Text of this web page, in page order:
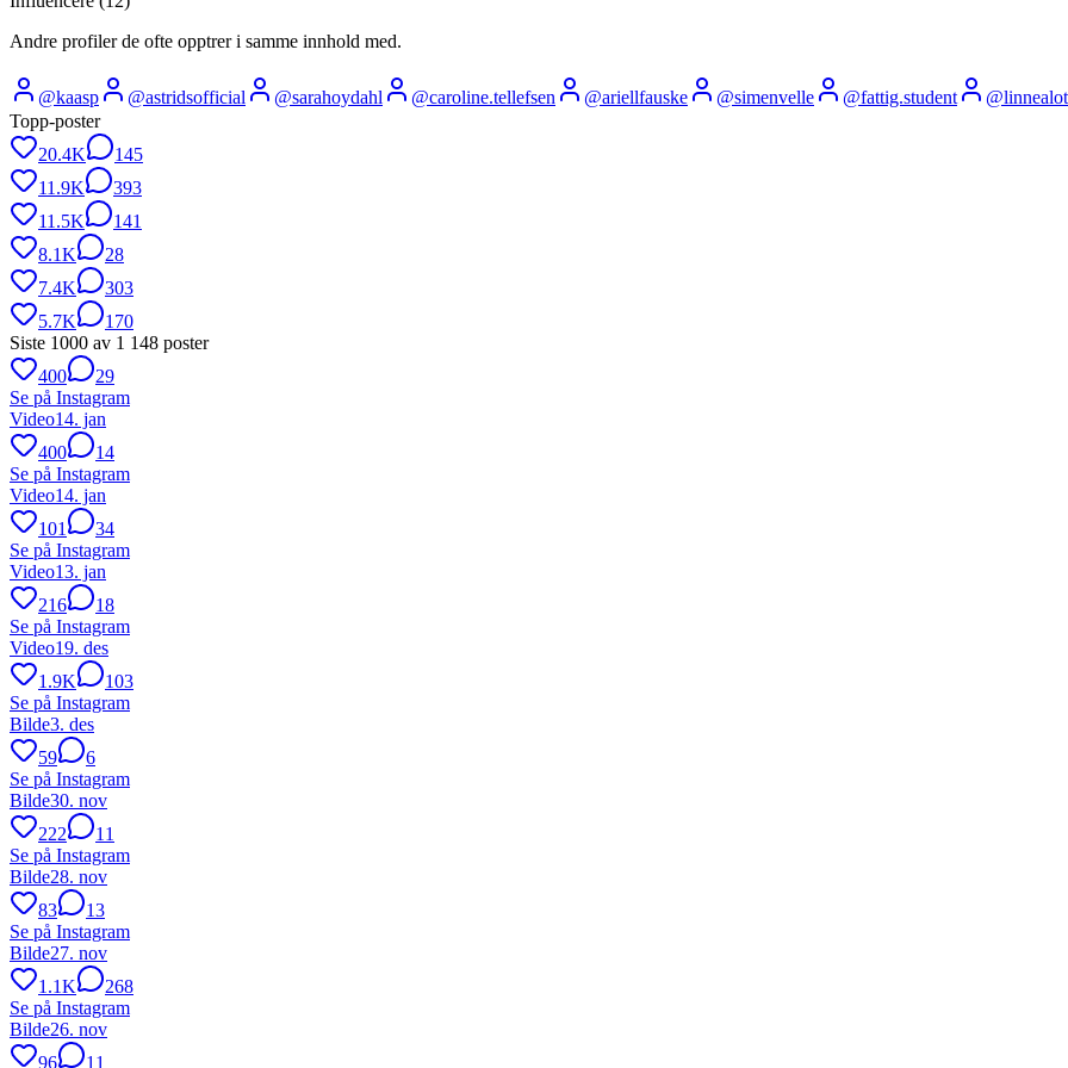
Andre profiler de ofte opptrer i samme innhold med.
@kaasp @astridsofficial @sarahoydahl @caroline.tellefsen @ariellfauske @simenvelle @fattig.student @
Topp-poster
20.4K
145
11.9K
393
11.5K
141
8.1K
28
7.4K
303
5.7K
170
Siste 1000 av 1 148 poster
400
29
Se på Instagram
Video14. jan
400
14
Se på Instagram
Video14. jan
101
34
Se på Instagram
Video13. jan
216
18
Se på Instagram
Video19. des
1.9K
103
Se på Instagram
Bilde3. des
59
6
Se på Instagram
Bilde30. nov
222
11
Se på Instagram
Bilde28. nov
83
13
Se på Instagram
Bilde27. nov
1.1K
268
Se på Instagram
Bilde26. nov
96
11